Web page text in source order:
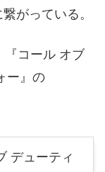
がっている。
『コール オブ
ー』の
デューティ